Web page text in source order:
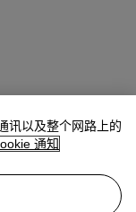
讯以及整个网路上的
通知